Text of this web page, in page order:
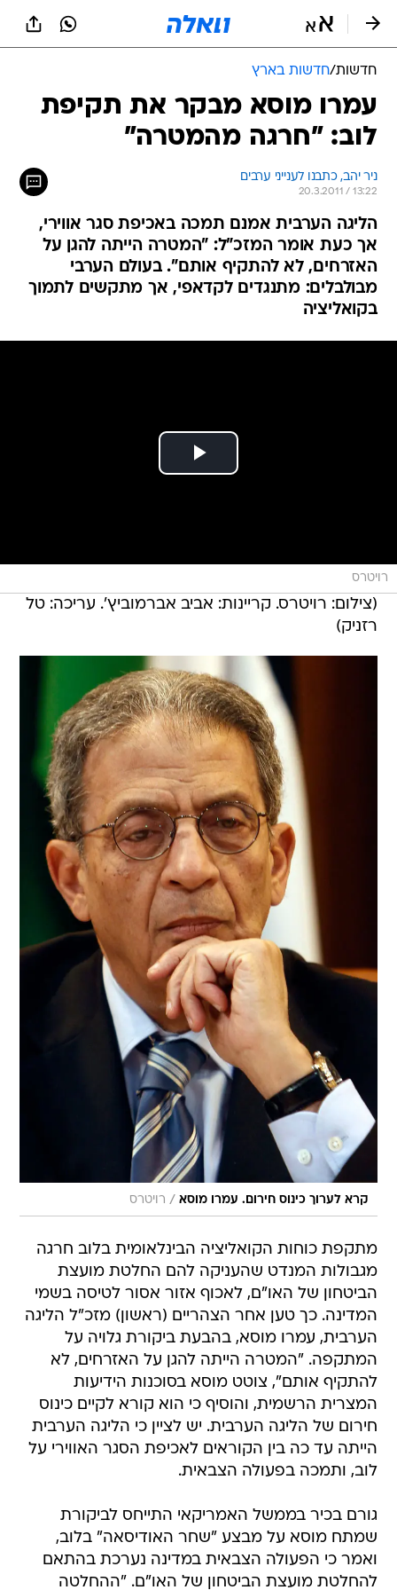
חדשות/חדשות בארץ
עמרו מוסא מבקר את תקיפת
לוב: "חרגה מהמטרה"
ניר יהב, כתבנו לענייני ערבים
20.3.2011 / 13:22
הליגה הערבית אמנם תמכה באכיפת סגר אווירי,
אך כעת אומר המזכ"ל: "המטרה הייתה להגן על
האזרחים, לא להתקיף אותם". בעולם הערבי
מבולבלים: מתנגדים לקדאפי, אך מתקשים לתמוך
בקואליציה
רויטרס
(צילום: רויטרס. קריינות: אביב אברמוביץ'. עריכה: טל
רזניק)
קרא לערוך כינוס חירום. עמרו מוסא / רויטרס
מתקפת כוחות הקואליציה הבינלאומית בלוב חרגה
מגבולות המנדט שהעניקה להם החלטת מועצת
הביטחון של האו"ם, לאכוף אזור אסור לטיסה בשמי
המדינה. כך טען אחר הצהריים (ראשון) מזכ"ל הליגה
הערבית, עמרו מוסא, בהבעת ביקורת גלויה על
המתקפה. "המטרה הייתה להגן על האזרחים, לא
להתקיף אותם", צוטט מוסא בסוכנות הידיעות
המצרית הרשמית, והוסיף כי הוא קורא לקיים כינוס
חירום של הליגה הערבית. יש לציין כי הליגה הערבית
הייתה עד כה בין הקוראים לאכיפת הסגר האווירי על
לוב, ותמכה בפעולה הצבאית.
גורם בכיר בממשל האמריקאי התייחס לביקורת
שמתח מוסא על מבצע "שחר האודיסאה" בלוב,
ואמר כי הפעולה הצבאית במדינה נערכת בהתאם
להחלטת מועצת הביטחון של האו"ם. "ההחלטה